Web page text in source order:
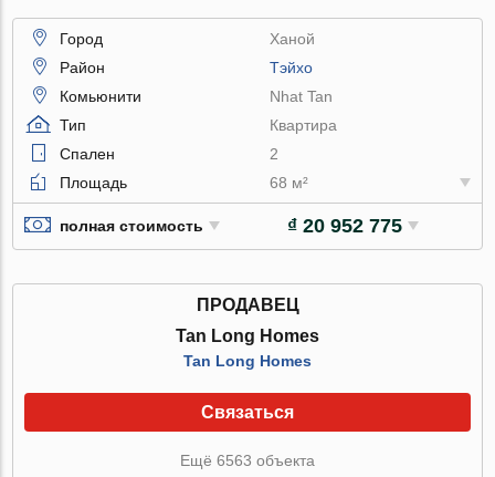
Город
Ханой
Район
Тэйхо
Комьюнити
Nhat Tan
Тип
Квартира
Спален
2
Площадь
68 м²
полная стоимость ₫ 20 952 775
ПРОДАВЕЦ
Tan Long Homes
Tan Long Homes
Связаться
Ещё 6563 объекта